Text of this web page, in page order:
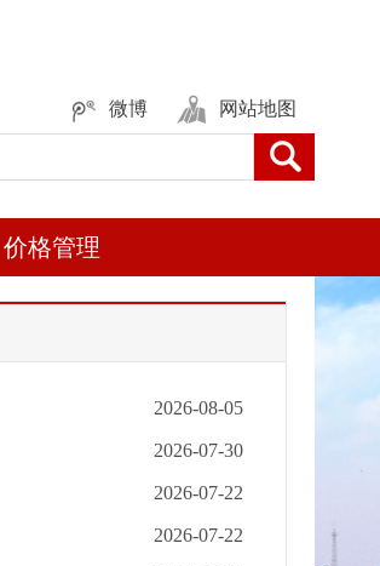
微博 网站地图
价格管理
2026-08-05
2026-07-30
2026-07-22
2026-07-22